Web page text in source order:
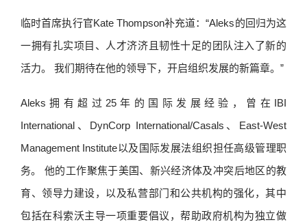
临时首席执行官Kate Thompson补充道：“Aleks的回归为这
一拥有扎实项目、人才济济且韧性十足的团队注入了新的
活力。 我们期待在他的领导下，开启组织发展的新篇章。”
Aleks拥有超过25年的国际发展经验，曾在IBI
International、DynCorp International/Casals、East-West
Management Institute以及国际发展法组织担任高级管理职
务。 他的工作聚焦于美国、新兴经济体及冲突后地区的教
育、领导力建设，以及私营部门和公共机构的强化，其中
包括在科索沃主导一项重要倡议，帮助政府机构为独立做